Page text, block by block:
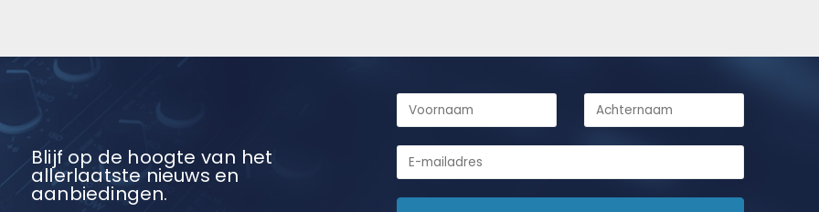
Blijf op de hoogte van het
allerlaatste nieuws en
aanbiedingen.